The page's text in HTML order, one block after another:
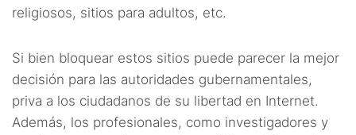
religiosos, sitios para adultos, etc.
Si bien bloquear estos sitios puede parecer la mejor
decisión para las autoridades gubernamentales,
priva a los ciudadanos de su libertad en Internet.
Además, los profesionales, como investigadores y